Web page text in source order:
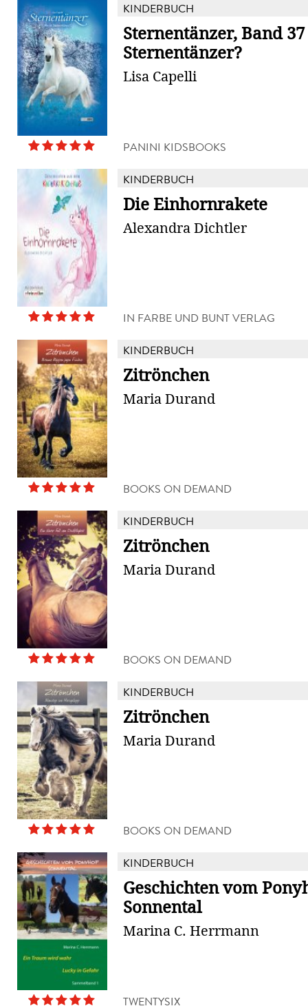
KINDERBUCH
Sternentänzer, Band
Sternentänzer?
Lisa Capelli
PANINI KIDSBOOKS
KINDERBUCH
Die Einhornrakete
Alexandra Dichtler
IN FARBE UND BUNT VERLAG
KINDERBUCH
Zitrönchen
Maria Durand
BOOKS ON DEMAND
KINDERBUCH
Zitrönchen
Maria Durand
BOOKS ON DEMAND
KINDERBUCH
Zitrönchen
Maria Durand
BOOKS ON DEMAND
KINDERBUCH
Geschichten vom
Sonnental
Marina C. Herrmann
TWENTYSIX